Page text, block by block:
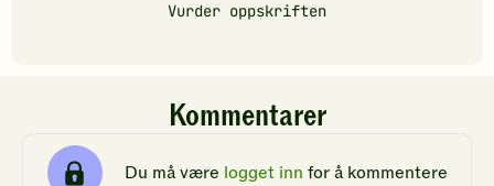
Vurder oppskriften
Kommentarer
Du må være logget inn for å kommentere